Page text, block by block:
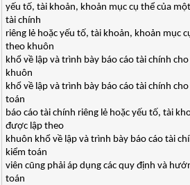
yếu tố, tài khoản, khoản mục cụ thể của
tài chính
riêng lẻ hoặc yếu tố, tài khoản, khoản mục
theo khuôn
khổ về lập và trình bày báo cáo tài chính
khuôn
khổ về lập và trình bày báo cáo tài chính
toán
báo cáo tài chính riêng lẻ hoặc yếu tố, tài
được lập theo
khuôn khổ về lập và trình bày báo cáo tài
kiểm toán
viên cũng phải áp dụng các quy định và
toán